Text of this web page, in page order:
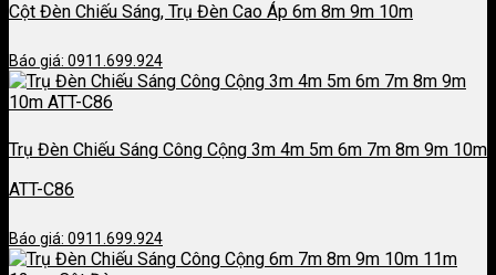
Cột Đèn Chiếu Sáng, Trụ Đèn Cao Áp 6m 8m 9m 10m
Báo giá: 0911.699.924
Trụ Đèn Chiếu Sáng Công Cộng 3m 4m 5m 6m 7m 8m 9m 10m
ATT-C86
Báo giá: 0911.699.924